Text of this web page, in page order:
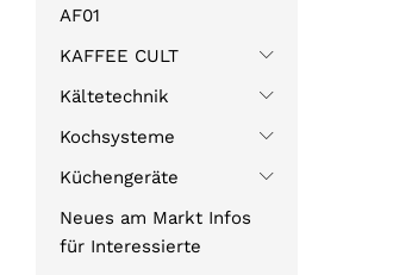
AF01
KAFFEE CULT
Kältetechnik
Kochsysteme
Küchengeräte
Neues am Markt Infos
für Interessierte